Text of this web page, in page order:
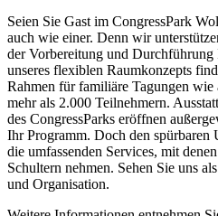
Seien Sie Gast im CongressPark
auch wie einer. Denn wir
der Vorbereitung und
unseres flexiblen Raumkonzepts
Rahmen für familiäre Tagungen
mehr als 2.000 Teilnehmern.
des CongressParks eröffnen
Ihr Programm. Doch den spürbaren
die umfassenden Services, mit
Schultern nehmen. Sehen Sie uns
und Organisation.